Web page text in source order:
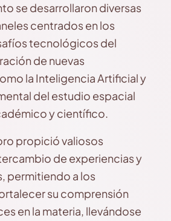
se desarrollaron diversas
centrados en los
tecnológicos del
de nuevas
la Inteligencia Artificial y
del estudio espacial
y científico.
propició valiosos
de experiencias y
permitiendo a los
su comprensión
en la materia, llevándose